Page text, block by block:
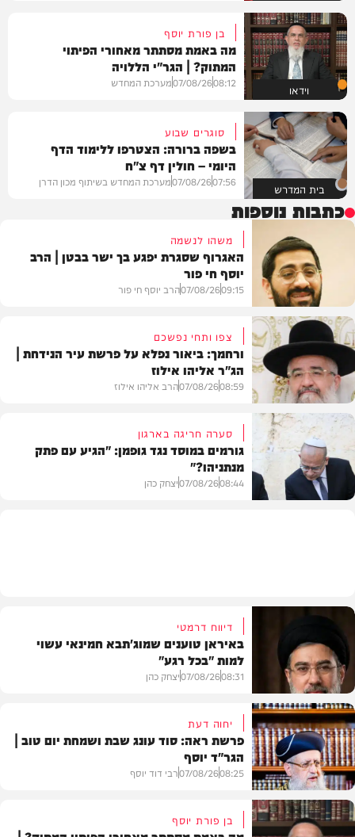
וידאו
בן פורת יוסף
מה באמת מסתתר מאחורי הפיתוי
המתוק? | הגר"י הללויה
08:12
07/08/26מערכת המחדש
בית המדרש
סוגרים שבוע
בשפה ברורה: הצטרפו ללימוד הדף
היומי – חולין דף צ"ח
07:56
07/08/26מערכת המחדש בשיתוף מכון הדרן
כתבות נוספות
וידאו
משהו לנשמה
האגרוף שסגרת יפגע בך ישר בבטן | הרב
יוסף חי פור
09:15
07/08/26הרב יוסף חי פור
וידאו
צפו ותחי נפשכם
ורחמך: ביאור נפלא על פרשת עיר הנידחת |
הג"ר אליהו אילוז
08:59
07/08/26הרב אליהו אילוז
סערה חריגה בארגון
גורמים במוסד נגד גופמן: "הגיע עם פתק
מנתניהו?"
08:44
07/08/26יצחק כהן
חדשות
דיווח דרמטי
באיראן טוענים שמוג'תבא חמינאי עשוי
למות "בכל רגע"
08:31
07/08/26יצחק כהן
יחוה דעת
פרשת ראה: סוד עונג שבת ושמחת יום טוב |
הגר"ד יוסף
08:25
07/08/26רבי דוד יוסף
בן פורת יוסף